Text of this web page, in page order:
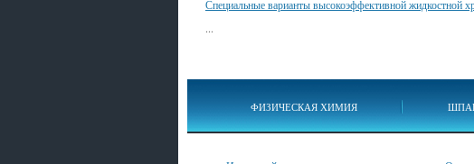
Специальные варианты высокоэффективной жидкостной
...
ФИЗИЧЕСКАЯ ХИМИЯ